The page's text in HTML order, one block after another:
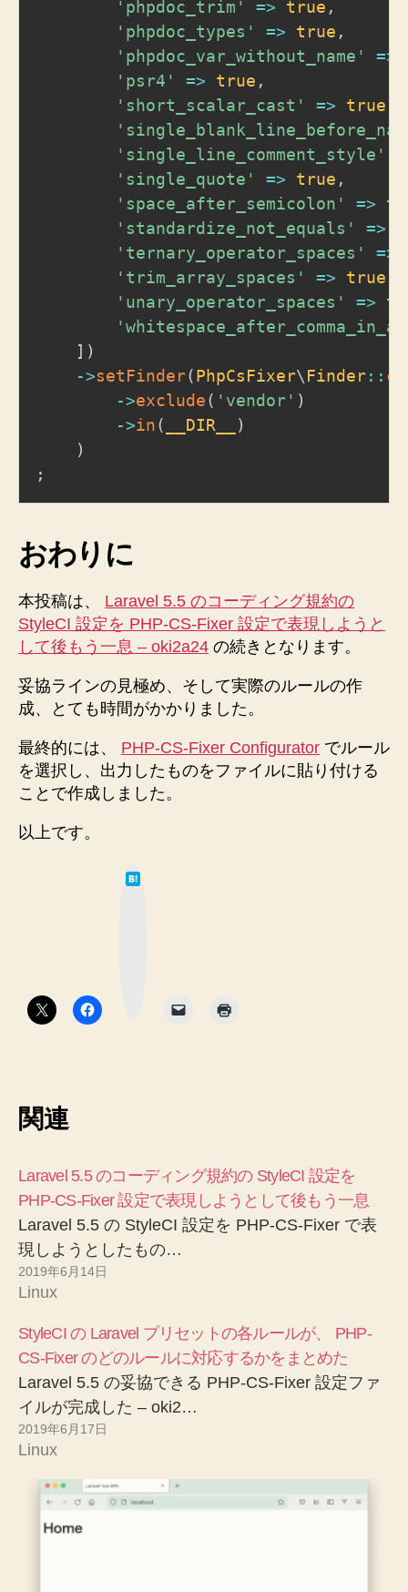
'phpdoc_trim' => true ,
'phpdoc_types'
=> true ,
'phpdoc_var_without_name'
=>
'psr4'
=> true ,
'short_scalar_cast'
=> true
'single_line_comment_style'
'single_quote'
=> true ,
'space_after_semicolon'
=>
'standardize_not_equals'
=>
'ternary_operator_spaces'
=>
'trim_array_spaces'
=> true
'unary_operator_spaces'
=>
] )
->setFinder(PhpCsFixer\ Finder::
->exclude( 'vendor' )
->in( __DIR__
)
)
;
おわりに
本投稿は、 Laravel 5.5 のコーディング規約の
StyleCI 設定を PHP-CS-Fixer 設定で表現しようと
して後もう一息 – oki2a24 の続きとなります。
妥協ラインの見極め、そして実際のルールの作
成、とても時間がかかりました。
最終的には、 PHP-CS-Fixer Configurator でルール
を選択し、出力したものをファイルに貼り付ける
ことで作成しました。
以上です。
関連
Laravel 5.5 のコーディング規約の StyleCI 設定を
PHP-CS-Fixer 設定で表現しようとして後もう一息
Laravel 5.5 の StyleCI 設定を PHP-CS-Fixer で表
現しようとしたもの…
2019年6月14日
Linux
StyleCI の Laravel プリセットの各ルールが、 PHP-
CS-Fixer のどのルールに対応するかをまとめた
Laravel 5.5 の妥協できる PHP-CS-Fixer 設定ファ
イルが完成した – oki2…
2019年6月17日
Linux